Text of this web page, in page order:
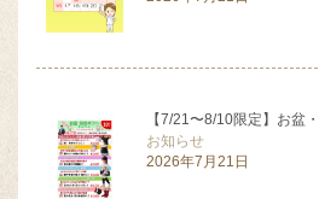
【7/21〜8/10限定】お盆
お知らせ
2026年7月21日